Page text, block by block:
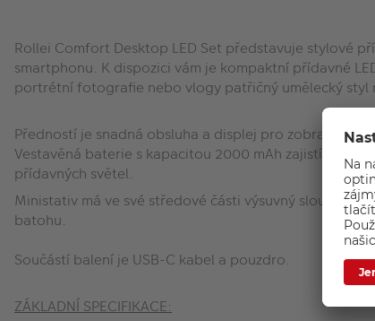
Rollei Comfort Desktop LED Set představuje stylové
smartphonu. K dispozici vám je kompaktní přídavné
portrétní fotografie nebo vlogy patřičný umělecký styl
Předností je snadná obsluha a displej pro zobrazení
Vestavěná baterie s kapacitou 2000 mAh zajistí výdrž
přídavných světel.
Ministativ má ve své středové části výsuvný sloup,
batohu.
Součástí balení je USB-C kabel a pouzdro.
ZÁKLADNÍ SPECIFIKACE: